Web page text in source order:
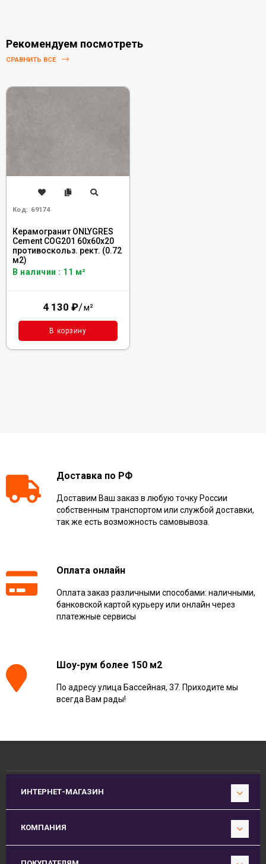
Рекомендуем посмотреть
СРАВНИТЬ ВСЕ
Код: 69174
Керамогранит ONLYGRES
Cement COG201 60x60x20
противоскольз. рект. (0.72
м2)
В наличии : 11 м²
4 130 ₽/м²
В корзину
Доставка по РФ
Доставим Ваш заказ в любую точку России
собственным транспортом или службой доставки,
так же есть возможность самовывоза.
Оплата онлайн
Оплата заказ различными способами: наличными,
банковской картой курьеру или онлайн через
платежные сервисы
Шоу-рум более 150 м2
По адресу улица Бассейная, 37. Приходите мы
всегда Вам рады!
ИНТЕРНЕТ-МАГАЗИН
КОМПАНИЯ